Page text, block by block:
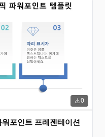
0
포인트 프레젠테이션